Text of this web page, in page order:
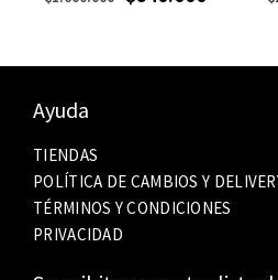
Ayuda
TIENDAS
POLÍTICA DE CAMBIOS Y
TÉRMINOS Y CONDICIONES
PRIVACIDAD